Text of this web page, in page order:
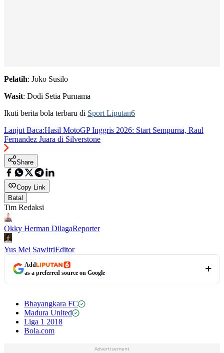
Pelatih: Joko Susilo
Wasit: Dodi Setia Purnama
Ikuti berita bola terbaru di Sport Liputan6
Lanjut Baca:Hasil MotoGP Inggris 2026: Start Sempurna, Raul
Fernandez Juara di Silverstone
Share
Copy Link
Batal
Tim Redaksi
Okky Herman DilagaReporter
Yus Mei SawitriEditor
Add
as a preferred source on Google
Bhayangkara FC
Madura United
Liga 1 2018
Bola.com
Advertisement